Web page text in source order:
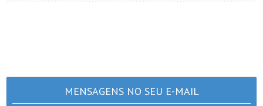
MENSAGENS NO SEU E-MAIL